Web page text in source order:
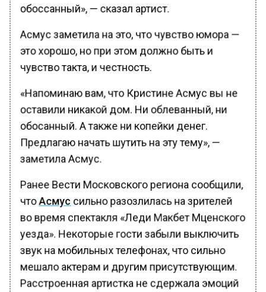
обоссанный», — сказал артист.
Асмус заметила на это, что чувство юмора —
это хорошо, но при этом должно быть и
чувство такта, и честность.
«Напоминаю вам, что Кристине Асмус вы не
оставили никакой дом. Ни облеванный, ни
обосанный. А также ни копейки денег.
Предлагаю начать шутить на эту тему», —
заметила Асмус.
Ранее Вести Московского региона сообщили,
чтоАсмус сильно разозлилась на зрителей
во время спектакля «Леди Макбет Мценского
уезда». Некоторые гости забыли выключить
звук на мобильных телефонах, что сильно
мешало актерам и другим присутствующим.
Расстроенная артистка не сдержала эмоций